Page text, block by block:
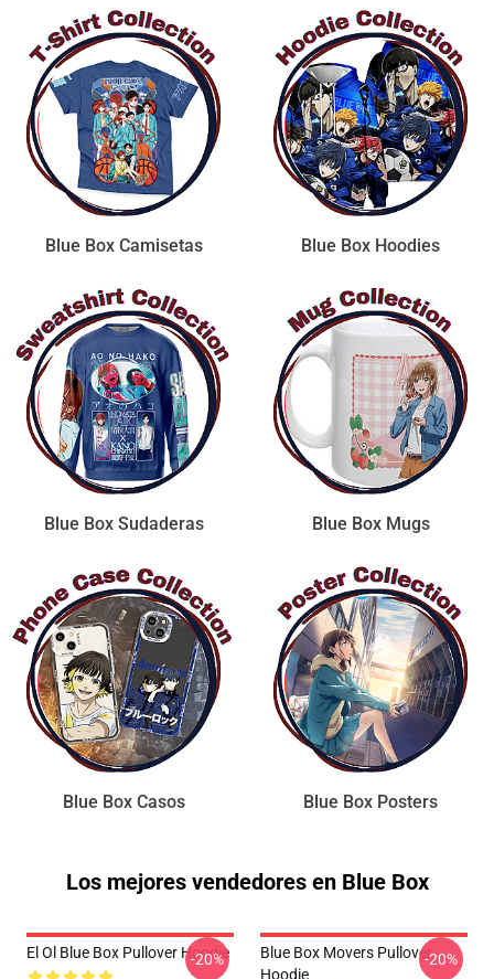
Blue Box Camisetas Blue Box Hoodies
Blue Box Sudaderas Blue Box Mugs
Blue Box Casos Blue Box Posters
Los mejores vendedores en Blue Box
El Ol Blue Box Pullover Hoodie
-20%
Blue Box Movers Pullover
Hoodie
-20%